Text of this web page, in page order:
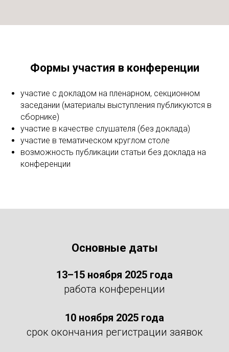
Формы участия в конференции
участие с докладом на пленарном, секционном
заседании (материалы выступления публикуются в
сборнике)
участие в качестве слушателя (без доклада)
участие в тематическом круглом столе
возможность публикации статьи без доклада на
конференции
Основные даты
13–15 ноября 2025 года
работа конференции
10 ноября 2025 года
срок окончания регистрации заявок